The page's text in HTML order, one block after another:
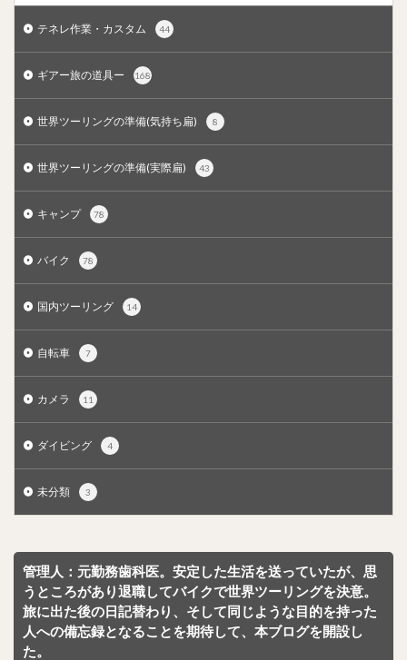
テネレ作業・カスタム 44
ギアー旅の道具ー 168
世界ツーリングの準備(気持ち扁) 8
世界ツーリングの準備(実際扁) 43
キャンプ 78
バイク 78
国内ツーリング 14
自転車 7
カメラ 11
ダイビング 4
未分類 3
管理人：元勤務歯科医。安定した生活を送っていたが、思
うところがあり退職してバイクで世界ツーリングを決意。
旅に出た後の日記替わり、そして同じような目的を持った
人への備忘録となることを期待して、本ブログを開設し
た。